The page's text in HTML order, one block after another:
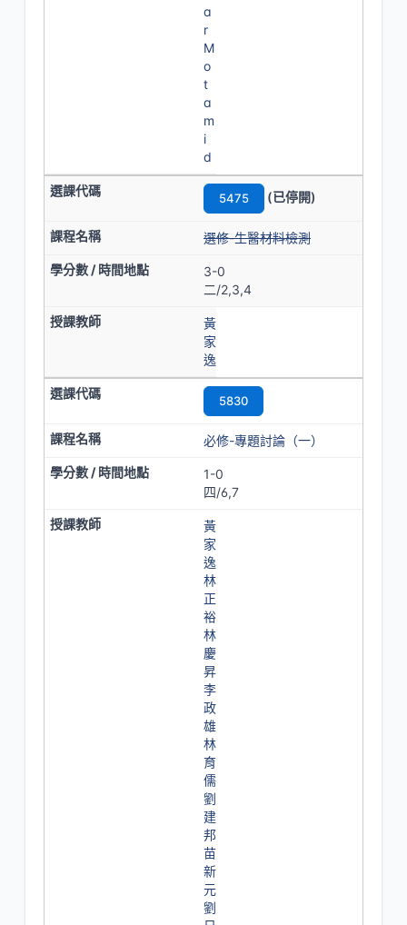
a
r
M
o
t
a
m
i
d
5475 (已停開)
選修-生醫材料檢測
3-0
二/2,3,4
黃
家
逸
5830
必修-專題討論（一）
1-0
四/6,7
黃
家
逸
林
正
裕
林
慶
昇
李
政
雄
林
育
儒
劉
建
邦
苗
新
元
劉